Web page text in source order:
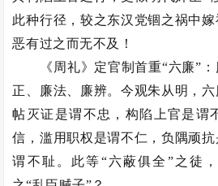
此种行径，较之东汉党锢之祸中
恶有过之而无不及！
《周礼》定官制首重“六廉”
正、廉法、廉辨。今观朱从明，
帖灭证是谓不忠，构陷上官是谓
信，滥用职权是谓不仁，负隅顽
谓不耻。此等“六蔽俱全”之徒